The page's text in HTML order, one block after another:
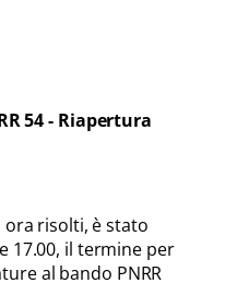
54 - Riapertura
risolti, è stato
17.00, il termine per
al bando PNRR